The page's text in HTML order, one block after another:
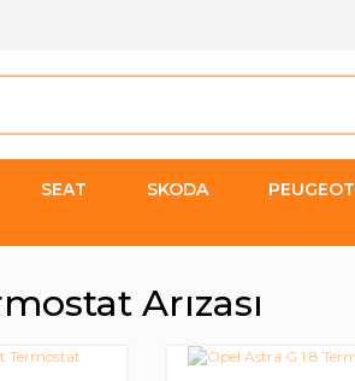
SEAT SKODA PEUGEOT
Arızası